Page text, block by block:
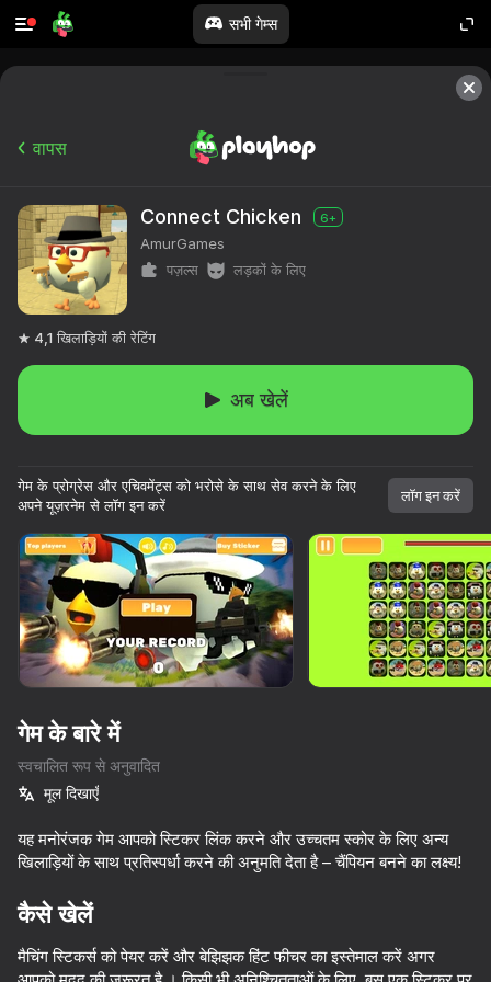
सभी गेम्स
डिवाइस घुमाएँ
यह गेम केवल लैंडस्केप
ओरिएंटेशन का समर्थन करता है
Western Sniper: Cowboy Shooter
Save Memes 3D
Cut OmegaNuggets (Singing Nuggets)
वापस
Connect Chicken 6+
AmurGames
पज़ल्स
लड़कों के लिए
4,1 खिलाड़ियों की रेटिंग
अब खेलें
गेम के प्रोग्रेस और एचिवमेंट्स को भरोसे के साथ सेव करने के लिए
अपने यूज़रनेम से लॉग इन करें
लॉग इन करें
गेम के बारे में
स्वचालित रूप से अनुवादित
मूल दिखाएँ
यह मनोरंजक गेम आपको स्टिकर लिंक करने और उच्चतम स्कोर के लिए अन्य
खिलाड़ियों के साथ प्रतिस्पर्धा करने की अनुमति देता है – चैंपियन बनने का लक्ष्य!
कैसे खेलें
मैचिंग स्टिकर्स को पेयर करें और बेझिझक हिंट फीचर का इस्तेमाल करें अगर